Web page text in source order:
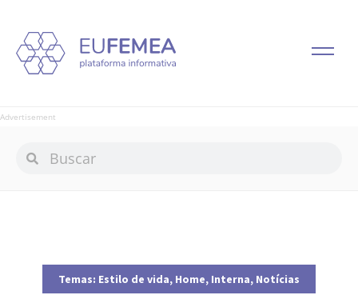
Advertisement
Temas: Estilo de vida, Home, Interna, Notícias